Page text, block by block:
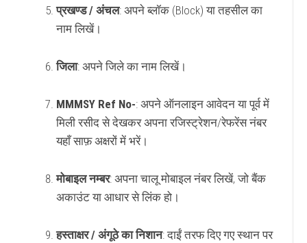
प्रखण्ड / अंचल: अपने ब्लॉक (Block) या तहसील का
नाम लिखें।
जिला: अपने जिले का नाम लिखें।
MMMSY Ref No-: अपने ऑनलाइन आवेदन या पूर्व में
मिली रसीद से देखकर अपना रजिस्ट्रेशन/रेफरेंस नंबर
यहाँ साफ़ अक्षरों में भरें।
मोबाइल नम्बर: अपना चालू मोबाइल नंबर लिखें, जो बैंक
अकाउंट या आधार से लिंक हो।
हस्ताक्षर / अंगूठे का निशान: दाईं तरफ दिए गए स्थान पर